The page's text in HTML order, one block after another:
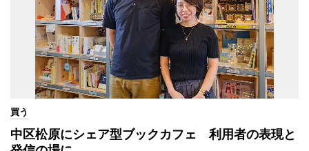
買う
中区松原にシェア型ブックカフェ 利用者の表現と